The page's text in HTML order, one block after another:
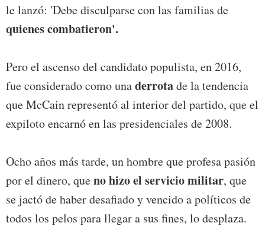
le lanzó: 'Debe disculparse con las familias de
quienes combatieron'.
Pero el ascenso del candidato populista, en 2016,
fue considerado como unaderrotade la tendencia
que McCain representó al interior del partido, que el
expiloto encarnó en las presidenciales de 2008.
Ocho años más tarde, un hombre que profesa pasión
por el dinero, queno hizo el servicio militar, que
se jactó de haber desafiado y vencido a políticos de
todos los pelos para llegar a sus fines, lo desplaza.